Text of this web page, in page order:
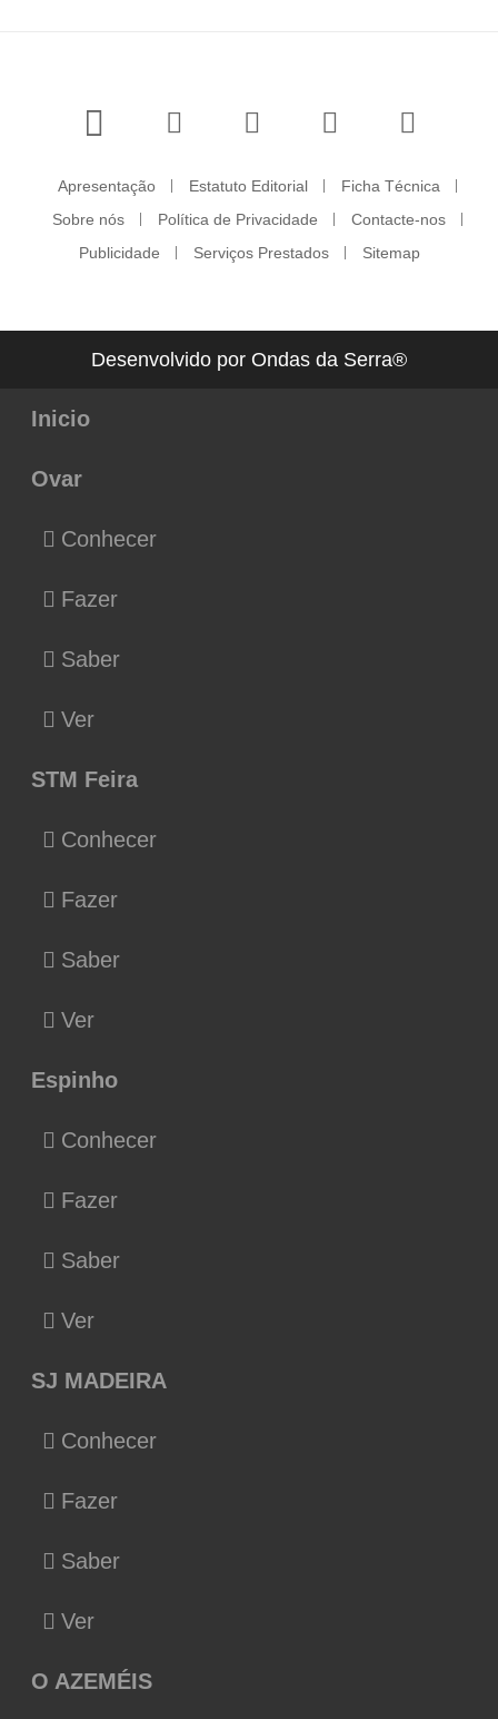
Apresentação Estatuto Editorial
Ficha Técnica
Sobre nós
Política de Privacidade
Contacte-nos
Publicidade
Serviços Prestados Sitemap
Desenvolvido por Ondas da Serra®
Inicio
Ovar
Conhecer
Fazer
Saber
Ver
STM Feira
Conhecer
Fazer
Saber
Ver
Espinho
Conhecer
Fazer
Saber
Ver
SJ MADEIRA
Conhecer
Fazer
Saber
Ver
O AZEMÉIS